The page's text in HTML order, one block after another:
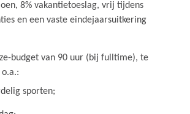
8% vakantietoeslag, vrij tijdens
en een vaste eindejaarsuitkering
budget van 90 uur (bij fulltime), te
sporten;